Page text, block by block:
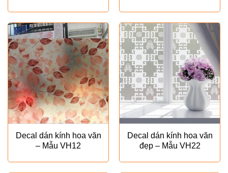
Decal dán kính hoa văn
– Mẫu VH12
Decal dán kính hoa văn
đẹp – Mẫu VH22